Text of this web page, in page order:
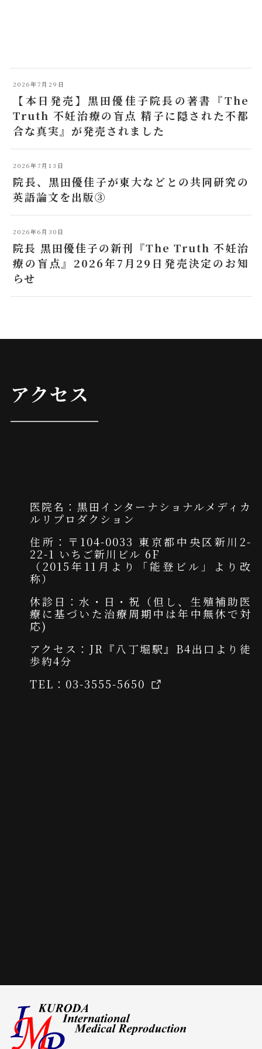
2026年7月29日
【本日発売】黒田優佳子院長の著書『The
Truth 不妊治療の盲点 精子に隠された不都
合な真実』が発売されました
2026年7月13日
院長、黒田優佳子が東大などとの共同研究の
英語論文を出版③
2026年6月30日
院長 黒田優佳子の新刊『The Truth 不妊治
療の盲点』2026年7月29日発売決定のお知
らせ
アクセス
医院名：黒田インターナショナルメディカ
ルリプロダクション
住所：〒104-0033 東京都中央区新川2-
22-1 いちご新川ビル 6F
（2015年11月より「能登ビル」より改
称）
休診日：水・日・祝（但し、生殖補助医
療に基づいた治療周期中は年中無休で対
応)
アクセス：JR『八丁堀駅』B4出口より徒
歩約4分
TEL： 03-3555-5650